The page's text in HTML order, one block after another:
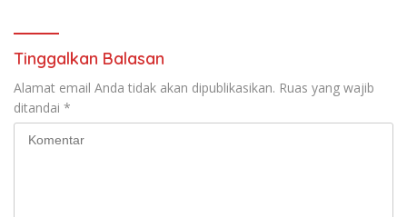
Tinggalkan Balasan
Alamat email Anda tidak akan dipublikasikan. Ruas yang wajib
ditandai *